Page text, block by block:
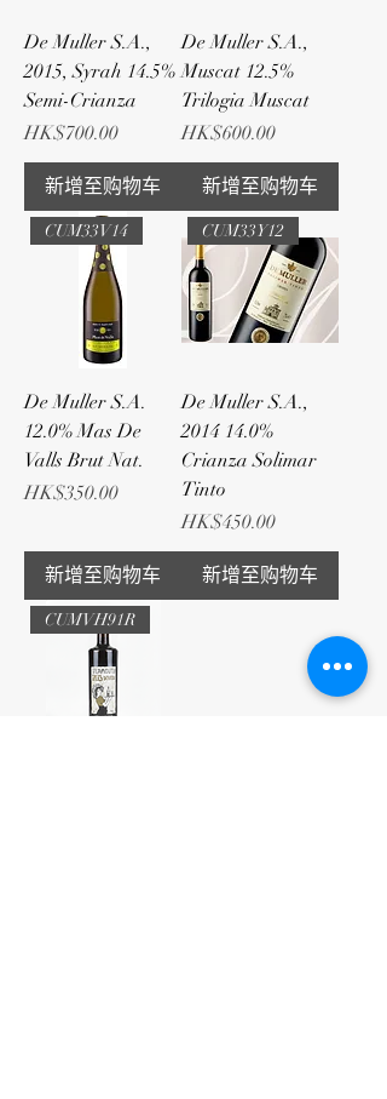
De Muller S.A.,
2015, Syrah 14.5%
Semi-Crianza
Price
HK$700.00
新增至购物车
De Muller S.A.,
Muscat 12.5%
Trilogia Muscat
Price
HK$600.00
新增至购物车
CUM33V14
De Muller S.A.
12.0% Mas De
Valls Brut Nat.
Price
HK$350.00
新增至购物车
CUM33Y12
De Muller S.A.,
2014 14.0%
Crianza Solimar
Tinto
Price
HK$450.00
新增至购物车
CUMVH91R